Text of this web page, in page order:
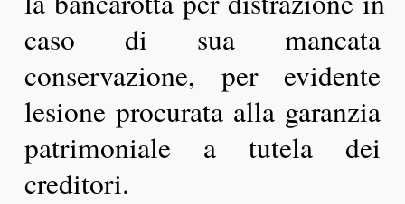
caso di sua mancata
conservazione, per evidente
lesione procurata alla garanzia
patrimoniale a tutela dei
creditori.